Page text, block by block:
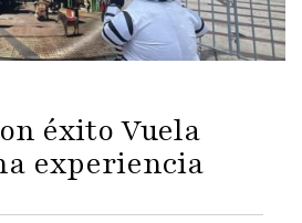
éxito Vuela
experiencia